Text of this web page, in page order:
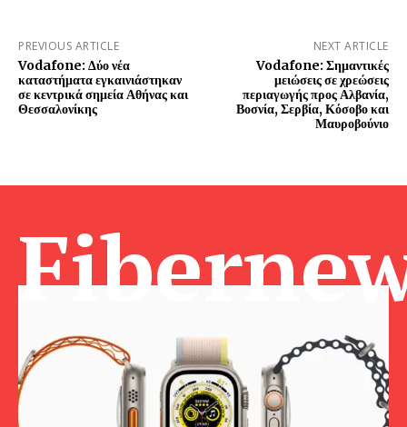
PREVIOUS ARTICLE
Vodafone: Δύο νέα
καταστήματα εγκαινιάστηκαν
σε κεντρικά σημεία Αθήνας και
Θεσσαλονίκης
NEXT ARTICLE
Vodafone: Σημαντικές
μειώσεις σε χρεώσεις
περιαγωγής προς Αλβανία,
Βοσνία, Σερβία, Κόσοβο και
Μαυροβούνιο